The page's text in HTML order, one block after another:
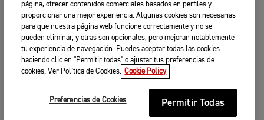
página, ofrecer contenidos comerciales basados en perfiles y
proporcionar una mejor experiencia. Algunas cookies son necesarias
para que nuestra página web funcione correctamente y no se
pueden eliminar, y otras son opcionales, pero mejoran notablemente
tu experiencia de navegación. Puedes aceptar todas las cookies
haciendo clic en "Permitir todas" o ajustar tus preferencias de
cookies. Ver Política de Cookies. Cookie Policy
Preferencias de Cookies Permitir Todas